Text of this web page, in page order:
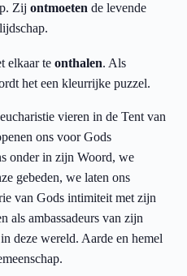
Zij ontmoeten de levende
elkaar te onthalen. Als
het een kleurrijke puzzel.
vieren in de Tent van
ons voor Gods
onder in zijn Woord, we
gebeden, we laten ons
van Gods intimiteit met zijn
als ambassadeurs van zijn
deze wereld. Aarde en hemel